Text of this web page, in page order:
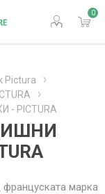
0
Pictura
PICTURA
марка